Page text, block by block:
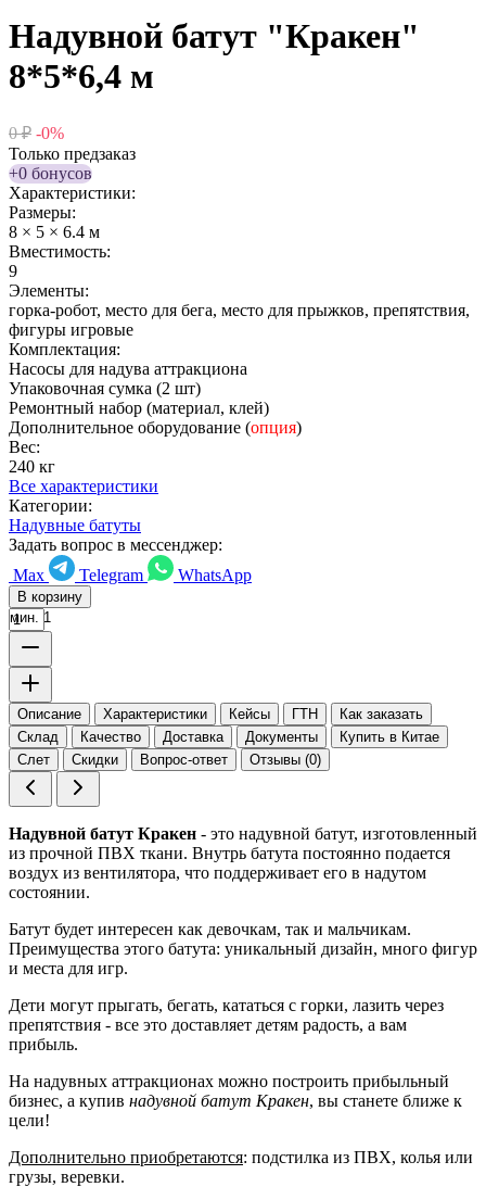
Надувной батут "Кракен"
8*5*6,4 м
0 ₽ -0%
Только предзаказ
+0 бонусов
Характеристики:
Размеры:
8 × 5 × 6.4 м
Вместимость:
9
Элементы:
горка-робот, место для бега, место для прыжков, препятствия,
фигуры игровые
Комплектация:
Насосы для надува аттракциона
Упаковочная сумка (2 шт)
Ремонтный набор (материал, клей)
Дополнительное оборудование (опция)
Вес:
240 кг
Все характеристики
Категории:
Надувные батуты
Задать вопрос в мессенджер:
Max
Telegram WhatsApp
В корзину
мин. 1
Описание Характеристики Кейсы ГТН
Как заказать
Склад
Качество Доставка Документы
Купить в Китае
Слет
Скидки Вопрос-ответ Отзывы (0)
Надувной батут Кракен - это надувной батут, изготовленный
из прочной ПВХ ткани. Внутрь батута постоянно подается
воздух из вентилятора, что поддерживает его в надутом
состоянии.
Батут будет интересен как девочкам, так и мальчикам.
Преимущества этого батута: уникальный дизайн, много фигур
и места для игр.
Дети могут прыгать, бегать, кататься с горки, лазить через
препятствия - все это доставляет детям радость, а вам
прибыль.
На надувных аттракционах можно построить прибыльный
бизнес, а купив надувной батут Кракен, вы станете ближе к
цели!
Дополнительно приобретаются: подстилка из ПВХ, колья или
грузы, веревки.